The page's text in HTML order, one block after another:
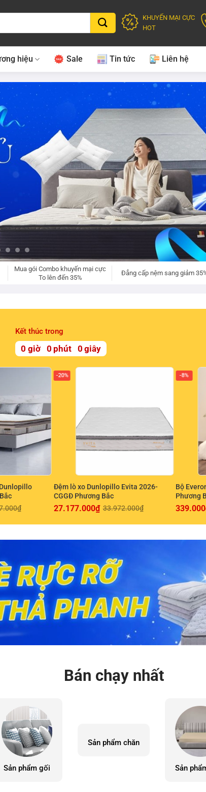
KHUYẾN MẠI CỰC
HOT
hiệu Sale Tin tức Liên hệ
Mua gói Combo khuyến mại cực
To lên đến 35%
Đẳng cấp nệm sang giảm
Kết thúc trong
0 giờ 0 phút 0 giây
₫
-20%
Đệm lò xo Dunlopillo Evita 2026-
CGGĐ Phương Bắc
33.972.000₫
27.177.000₫
-8%
Bộ
Phương
339.000
Bán chạy nhất
Sản phẩm gối
Sản phẩm chăn
Sản